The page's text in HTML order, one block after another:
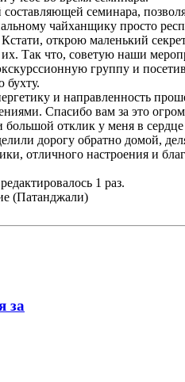
семинара,
чайханщику просто
открою маленький
Так что, советую наши
группу и
бухту.
и направленность
Спасибо вам за это
отклик у меня в
дорогу обратно домой,
отличного настроения и
1 раз.
(Патанджали)
за